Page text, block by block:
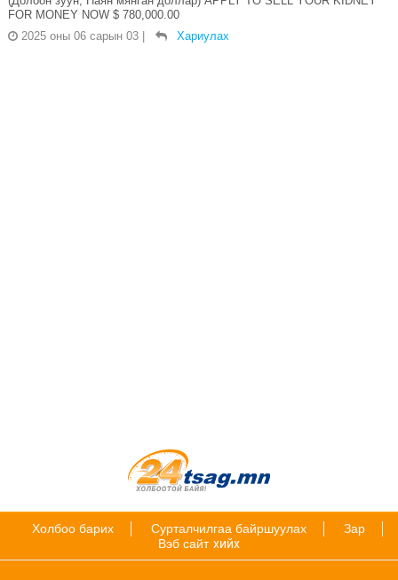
FOR MONEY NOW $ 780,000.00
2025 оны 06 сарын 03
Хариулах
Холбоо барих Сурталчилгаа байршуулах
Зар
Вэб сайт хийх